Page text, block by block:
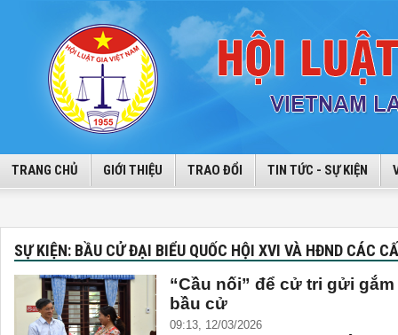
TRANG CHỦ GIỚI THIỆU TRAO ĐỔI TIN TỨC - SỰ KIỆN
SỰ KIỆN: BẦU CỬ ĐẠI BIỂU QUỐC HỘI XVI VÀ HĐND CÁC
“Cầu nối” để cử tri gửi
bầu cử
09:13, 12/03/2026